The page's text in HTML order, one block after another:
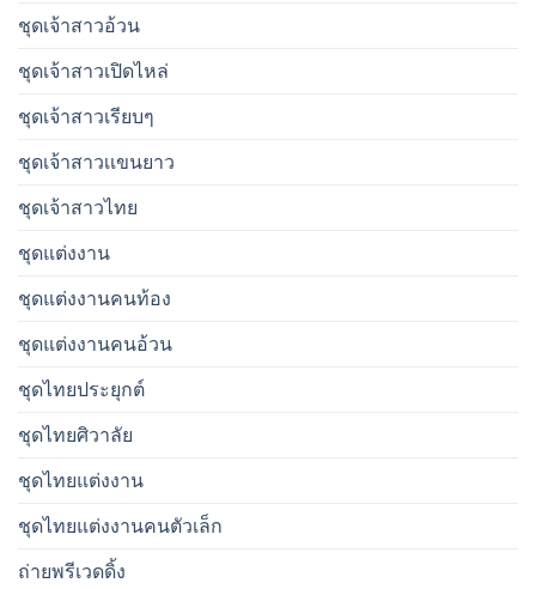
ชุดเจ้าสาวอ้วน
ชุดเจ้าสาวเปิดไหล่
ชุดเจ้าสาวเรียบๆ
ชุดเจ้าสาวเเขนยาว
ชุดเจ้าสาวไทย
ชุดแต่งงาน
ชุดแต่งงานคนท้อง
ชุดแต่งงานคนอ้วน
ชุดไทยประยุกต์
ชุดไทยศิวาลัย
ชุดไทยแต่งงาน
ชุดไทยแต่งงานคนตัวเล็ก
ถ่ายพรีเวดดิ้ง